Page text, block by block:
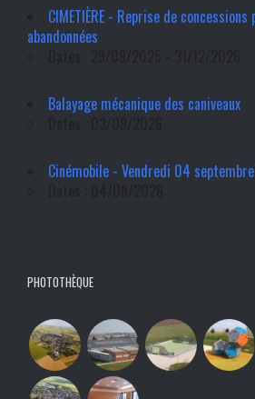
CIMETIÈRE - Reprise de
abandonnées
Balayage mécanique des caniveaux
Cinémobile - Vendredi 04
PHOTOTHÈQUE